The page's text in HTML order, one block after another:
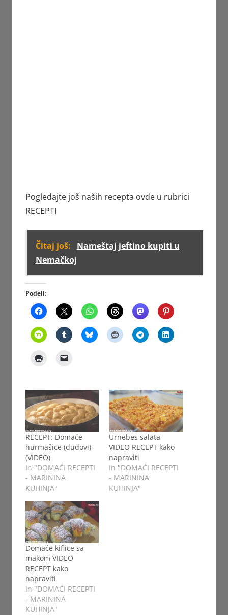
Pogledajte još naših recepta ovde u rubrici
RECEPTI
Čitaj još:
Nameštaj jeftino kupiti u
Nemačkoj
Podeli:
RECEPT: Domaće
hurmašice (dudovi)
(VIDEO)
In "DOMAĆI RECEPTI
- MARININA
KUHINJA"
Urnebes salata
VIDEO RECEPT kako
napraviti
In "DOMAĆI RECEPTI
- MARININA
KUHINJA"
Domaće kiflice sa
makom VIDEO
RECEPT kako
napraviti
In "DOMAĆI RECEPTI
- MARININA
KUHINJA"